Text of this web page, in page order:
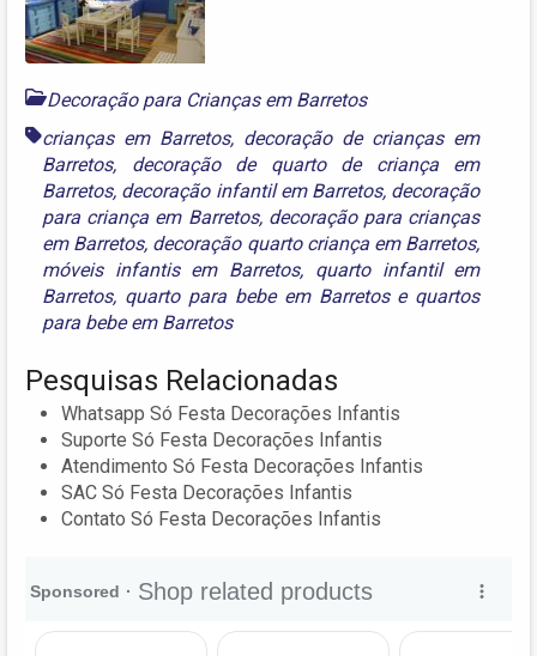
Decoração para Crianças em Barretos
crianças em Barretos, decoração de crianças em
Barretos, decoração de quarto de criança em
Barretos, decoração infantil em Barretos, decoração
para criança em Barretos, decoração para crianças
em Barretos, decoração quarto criança em Barretos,
móveis infantis em Barretos, quarto infantil em
Barretos, quarto para bebe em Barretose quartos
para bebe em Barretos
Pesquisas Relacionadas
Whatsapp Só Festa Decorações Infantis
Suporte Só Festa Decorações Infantis
Atendimento Só Festa Decorações Infantis
SAC Só Festa Decorações Infantis
Contato Só Festa Decorações Infantis